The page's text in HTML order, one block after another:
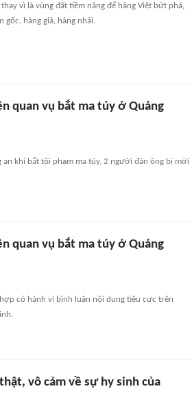
vì là vùng đất tiềm năng để hàng Việt bứt phá,
gốc, hàng giả, hàng nhái.
quan vụ bắt ma túy ở Quảng
khi bắt tội phạm ma túy, 2 người đàn ông bị mời
quan vụ bắt ma túy ở Quảng
có hành vi bình luận nội dung tiêu cực trên
vô cảm về sự hy sinh của